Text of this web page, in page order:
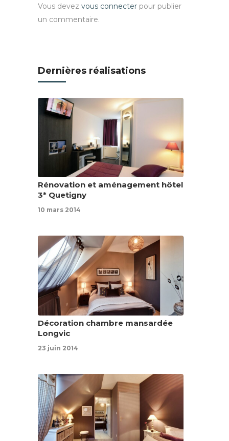
Vous devez vous connecter pour publier
un commentaire.
Dernières réalisations
Rénovation et aménagement hôtel
3* Quetigny
10 mars 2014
Décoration chambre mansardée
Longvic
23 juin 2014